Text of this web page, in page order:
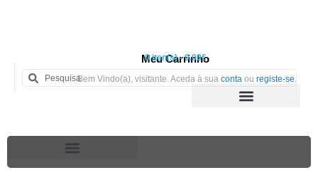
Meu Carrinho
0 iten(s) - 0.00€
Bem Vindo(a), visitante. Aceda à sua conta ou registe-se.